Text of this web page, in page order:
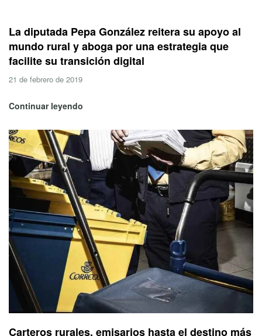
La diputada Pepa González reitera su apoyo al
mundo rural y aboga por una estrategia que
facilite su transición digital
21 de febrero de 2019
Continuar leyendo
Carteros rurales, emisarios hasta el destino más